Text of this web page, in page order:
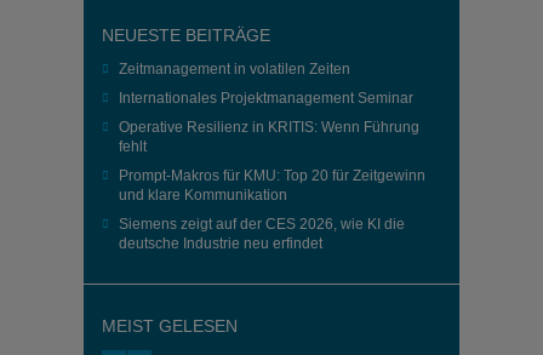
NEUESTE BEITRÄGE
Zeitmanagement in volatilen Zeiten
Internationales Projektmanagement Seminar
Operative Resilienz in KRITIS: Wenn Führung
fehlt
Prompt-Makros für KMU: Top 20 für Zeitgewinn
und klare Kommunikation
Siemens zeigt auf der CES 2026, wie KI die
deutsche Industrie neu erfindet
MEIST GELESEN